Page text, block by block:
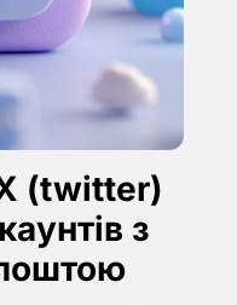
(twitter)
з